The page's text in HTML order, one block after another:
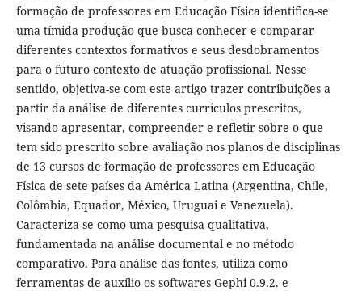
formação de professores em Educação Física identifica-se
uma tímida produção que busca conhecer e comparar
diferentes contextos formativos e seus desdobramentos
para o futuro contexto de atuação profissional. Nesse
sentido, objetiva-se com este artigo trazer contribuições a
partir da análise de diferentes currículos prescritos,
visando apresentar, compreender e refletir sobre o que
tem sido prescrito sobre avaliação nos planos de disciplinas
de 13 cursos de formação de professores em Educação
Física de sete países da América Latina (Argentina, Chile,
Colômbia, Equador, México, Uruguai e Venezuela).
Caracteriza-se como uma pesquisa qualitativa,
fundamentada na análise documental e no método
comparativo. Para análise das fontes, utiliza como
ferramentas de auxílio os softwares Gephi 0.9.2. e